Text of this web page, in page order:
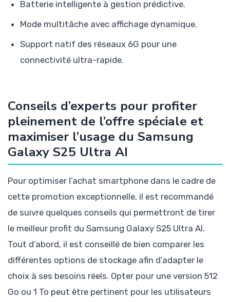
Batterie intelligente à gestion prédictive.
Mode multitâche avec affichage dynamique.
Support natif des réseaux 6G pour une
connectivité ultra-rapide.
Conseils d’experts pour profiter
pleinement de l’offre spéciale et
maximiser l’usage du Samsung
Galaxy S25 Ultra AI
Pour optimiser l’achat smartphone dans le cadre de
cette promotion exceptionnelle, il est recommandé
de suivre quelques conseils qui permettront de tirer
le meilleur profit du Samsung Galaxy S25 Ultra AI.
Tout d’abord, il est conseillé de bien comparer les
différentes options de stockage afin d’adapter le
choix à ses besoins réels. Opter pour une version 512
Go ou 1 To peut être pertinent pour les utilisateurs